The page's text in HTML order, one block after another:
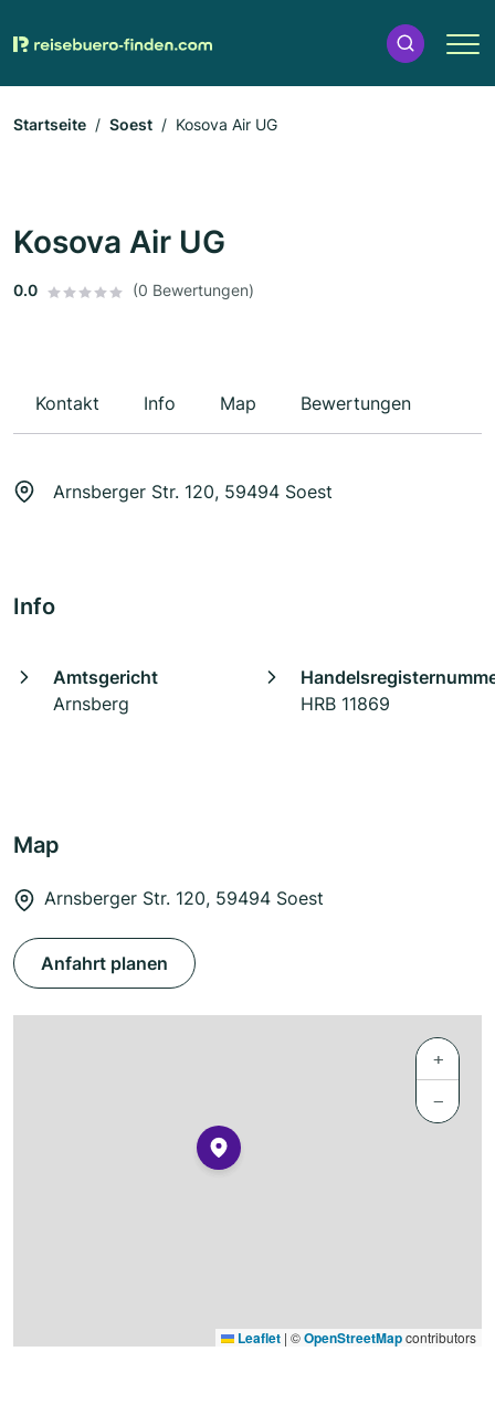
Startseite Soest Kosova Air UG
Kosova Air UG
0.0 (0 Bewertungen)
Kontakt Info Map Bewertungen
Arnsberger Str. 120, 59494 Soest
Info
Amtsgericht
Arnsberg
HRB 11869
Map
Arnsberger Str. 120, 59494 Soest
Anfahrt planen
+
−
Leaflet | ©OpenStreetMapcontributors